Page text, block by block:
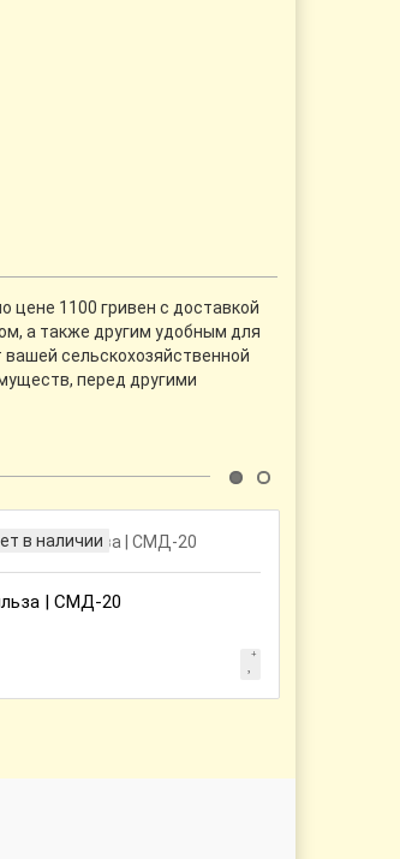
1100 гривен с доставкой
а также другим удобным для
сельскохозяйственной
перед другими
в наличии
| СМД-20